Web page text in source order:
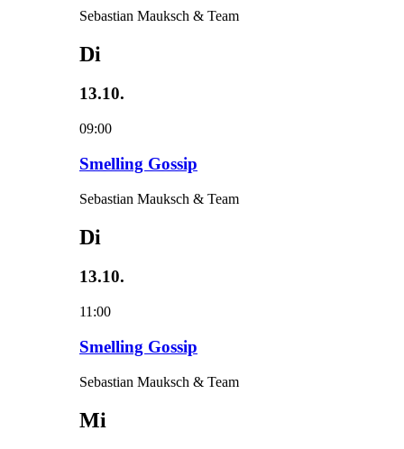
Sebastian Mauksch & Team
Di
13.10.
09:00
Smelling Gossip
Sebastian Mauksch & Team
Di
13.10.
11:00
Smelling Gossip
Sebastian Mauksch & Team
Mi